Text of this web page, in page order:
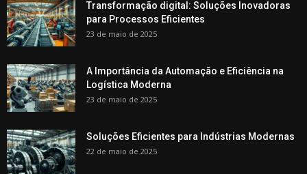
Transformação digital: Soluções Inovadoras
para Processos Eficientes
23 de maio de 2025
A Importância da Automação e Eficiência na
Logística Moderna
23 de maio de 2025
Soluções Eficientes para Indústrias Modernas
22 de maio de 2025